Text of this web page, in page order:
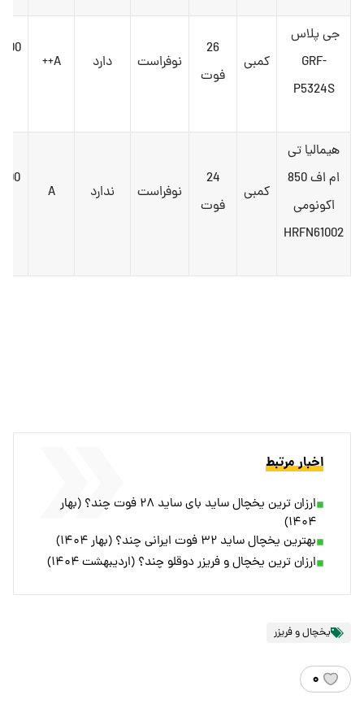
جی پلاس
GRF-
P5324S
کمبی
26
فوت
نوفراست دارد A++
هیمالیا تی
ام اف 850
اکونومی
HRFN61002
کمبی
24
فوت
نوفراست ندارد A
اخبار مرتبط
ارزان ترین یخچال ساید بای ساید ۲۸ فوت چند؟ (بهار
۱۴۰۴)
بهترین یخچال ساید ۳۲ فوت ایرانی چند؟ (بهار ۱۴۰۴)
ارزان ترین یخچال و فریزر دوقلو چند؟ (اردیبهشت ۱۴۰۴)
یخچال و فریزر
۰